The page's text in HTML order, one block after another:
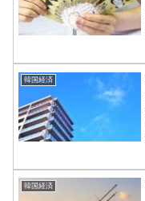
韓国経済
韓国経済